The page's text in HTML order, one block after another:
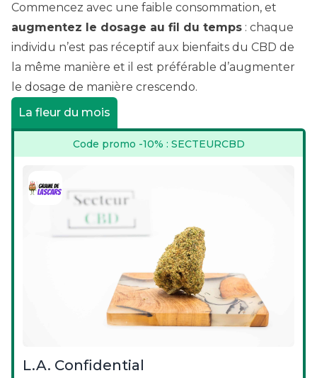
Commencez avec une faible consommation, et
augmentez le dosage au fil du temps : chaque
individu n’est pas réceptif aux bienfaits du CBD de
la même manière et il est préférable d’augmenter
le dosage de manière crescendo.
La fleur du mois
Code promo -10% : SECTEURCBD
L.A. Confidential